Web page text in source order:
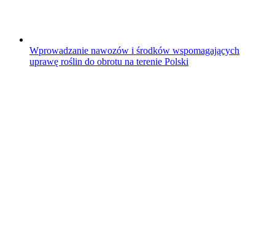
Wprowadzanie nawozów i środków wspomagających
uprawę roślin do obrotu na terenie Polski